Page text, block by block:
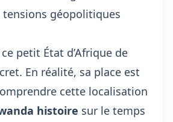
tensions géopolitiques
petit État d’Afrique de
En réalité, sa place est
cette localisation
histoire sur le temps